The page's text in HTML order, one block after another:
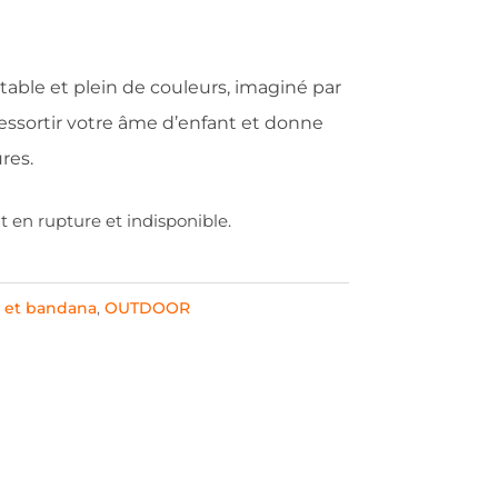
et plein de couleurs, imaginé par
votre âme d’enfant et donne
en rupture et indisponible.
et bandana, OUTDOOR